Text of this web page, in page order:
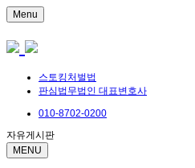
Menu
스토킹처벌법
판심법무법인 대표변호사
010-8702-0200
자유게시판
MENU